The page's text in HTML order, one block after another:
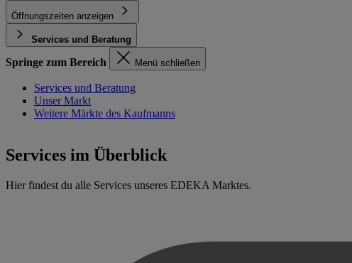
Öffnungszeiten anzeigen
Services und Beratung
Springe zum Bereich Menü schließen
Services und Beratung
Unser Markt
Weitere Märkte des Kaufmanns
Services im Überblick
Hier findest du alle Services unseres EDEKA Marktes.